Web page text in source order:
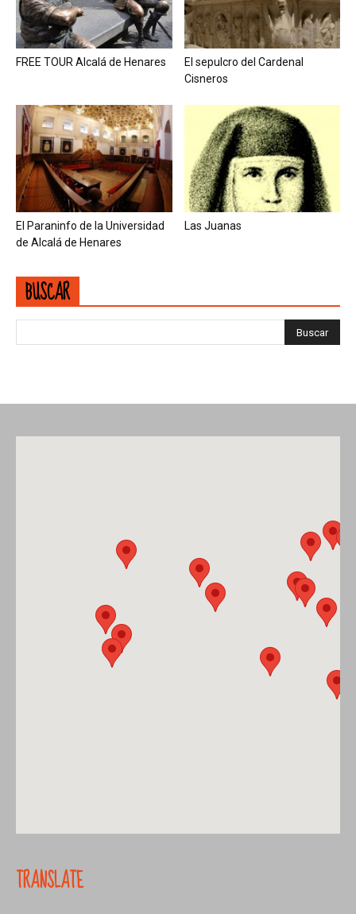
FREE TOUR Alcalá de Henares
El sepulcro del Cardenal
Cisneros
El Paraninfo de la Universidad
de Alcalá de Henares
Las Juanas
BUSCAR
TRANSLATE